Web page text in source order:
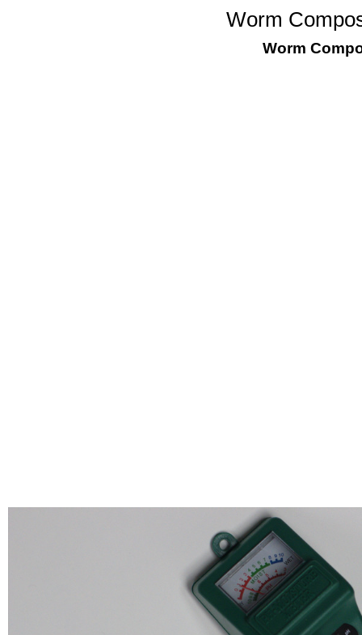
Worm
Worm